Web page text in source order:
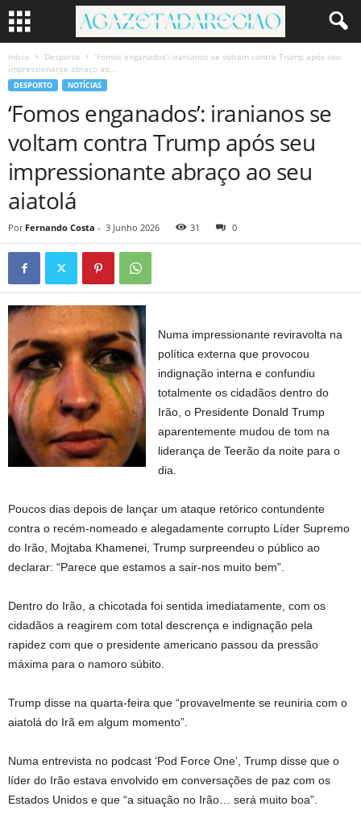
Início Desporto
‘Fomos enganados’: iranianos se voltam contra Trump após seu
impressionante abraço ao...
DESPORTO NOTÍCIAS
‘Fomos enganados’: iranianos se
voltam contra Trump após seu
impressionante abraço ao seu
aiatolá
Por Fernando Costa - 3 Junho 2026 31 0
Numa impressionante reviravolta na
política externa que provocou
indignação interna e confundiu
totalmente os cidadãos dentro do
Irão, o Presidente Donald Trump
aparentemente mudou de tom na
liderança de Teerão da noite para o
dia.
Poucos dias depois de lançar um ataque retórico contundente
contra o recém-nomeado e alegadamente corrupto Líder Supremo
do Irão, Mojtaba Khamenei, Trump surpreendeu o público ao
declarar: “Parece que estamos a sair-nos muito bem”.
Dentro do Irão, a chicotada foi sentida imediatamente, com os
cidadãos a reagirem com total descrença e indignação pela
rapidez com que o presidente americano passou da pressão
máxima para o namoro súbito.
Trump disse na quarta-feira que “provavelmente se reuniria com o
aiatolá do Irã em algum momento”.
Numa entrevista no podcast ‘Pod Force One’, Trump disse que o
líder do Irão estava envolvido em conversações de paz com os
Estados Unidos e que “a situação no Irão… será muito boa”.